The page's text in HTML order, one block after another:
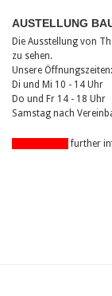
AUSTELLUNG
Die Ausstellung von
zu sehen.
Unsere Öffnungszeiten:
Di und Mi 10 - 14 Uhr
Do und Fr 14 - 18 Uhr
Samstag nach
further